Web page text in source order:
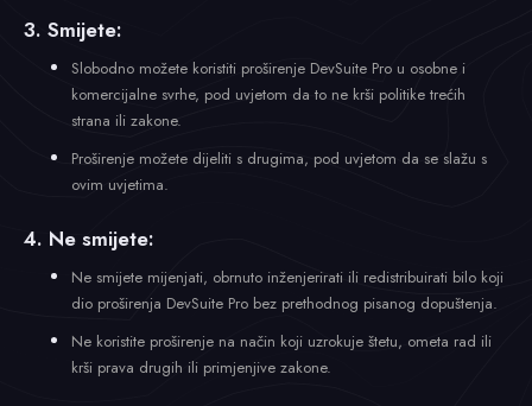
3. Smijete:
Slobodno možete koristiti proširenje DevSuite Pro u osobne i
komercijalne svrhe, pod uvjetom da to ne krši politike trećih
strana ili zakone.
Proširenje možete dijeliti s drugima, pod uvjetom da se slažu s
ovim uvjetima.
4. Ne smijete:
Ne smijete mijenjati, obrnuto inženjerirati ili redistribuirati bilo koji
dio proširenja DevSuite Pro bez prethodnog pisanog dopuštenja.
Ne koristite proširenje na način koji uzrokuje štetu, ometa rad ili
krši prava drugih ili primjenjive zakone.